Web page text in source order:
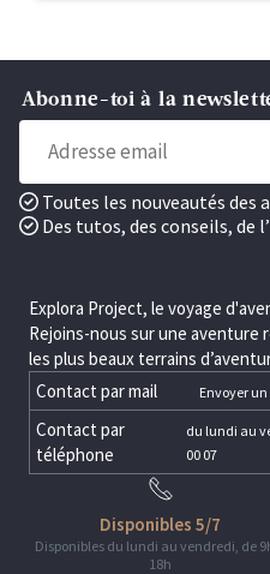
Abonne-toi à la
Toutes les nouveautés des
Des tutos, des conseils, de
Explora Project, le voyage
Rejoins-nous sur une aventure
les plus beaux terrains
Contact par mail
Envoyer
Contact par
téléphone
du lundi au
00 07
Disponibles 5/7
Disponibles du lundi au vendredi, de
18h